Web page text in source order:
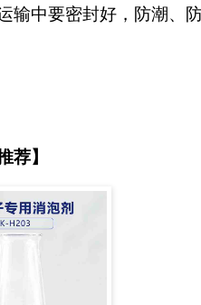
输中要密封好，防潮、
荐】